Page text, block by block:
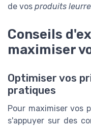
de vos produits
Conseils
maximiser
Optimiser vos
pratiques
Pour maximiser vos
s'appuyer sur des